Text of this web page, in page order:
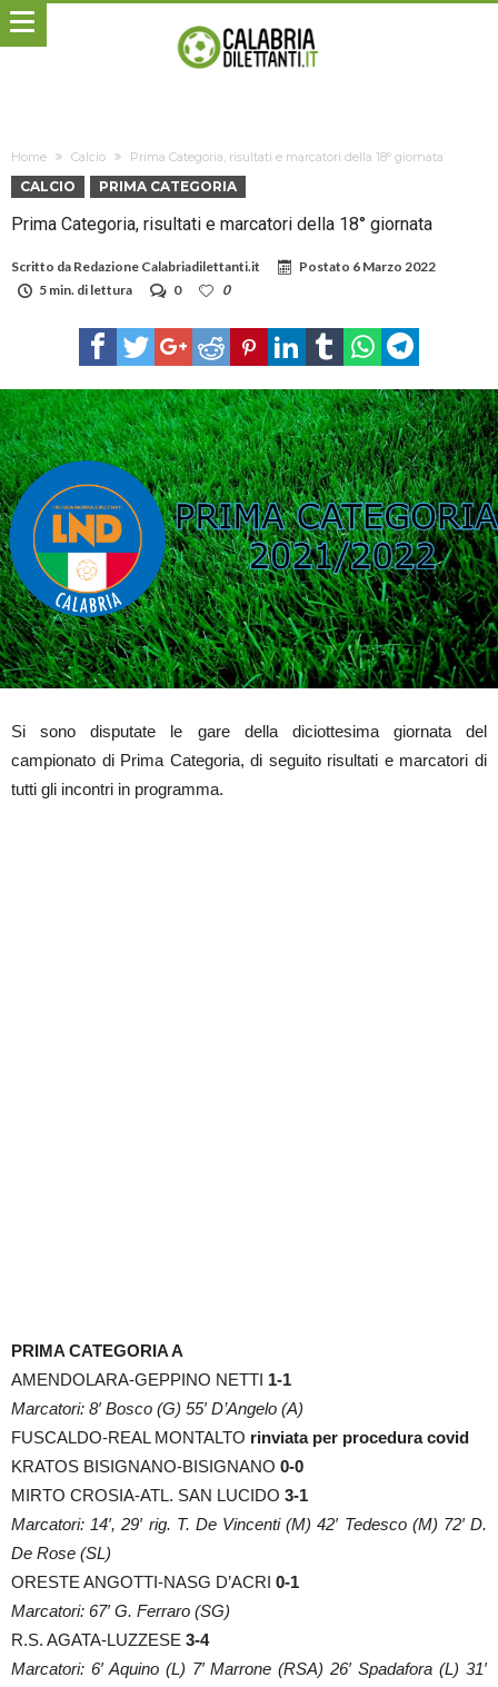
Home Calcio Prima Categoria, risultati e marcatori della 18° giornata
CALCIO PRIMA CATEGORIA
Prima Categoria, risultati e marcatori della 18° giornata
Scritto da Redazione Calabriadilettanti.it Postato 6 Marzo 2022
5 min. di lettura
0 0
Si sono disputate le gare della diciottesima giornata del
campionato di Prima Categoria, di seguito risultati e marcatori di
tutti gli incontri in programma.
PRIMA CATEGORIA A
AMENDOLARA-GEPPINO NETTI 1-1
Marcatori: 8′ Bosco (G) 55′ D’Angelo (A)
FUSCALDO-REAL MONTALTO rinviata per procedura covid
KRATOS BISIGNANO-BISIGNANO 0-0
MIRTO CROSIA-ATL. SAN LUCIDO 3-1
Marcatori: 14′, 29′ rig. T. De Vincenti (M) 42′ Tedesco (M) 72′ D.
De Rose (SL)
ORESTE ANGOTTI-NASG D’ACRI 0-1
Marcatori: 67′ G. Ferraro (SG)
R.S. AGATA-LUZZESE 3-4
Marcatori: 6′ Aquino (L) 7′ Marrone (RSA) 26′ Spadafora (L) 31′